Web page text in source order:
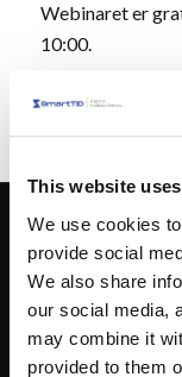
This website
We use cookies
provide social
We also share
our social media,
may combine it
provided to them
Webinaret er
10:00.
Kontakt
SmartTID ApS
+45 70 200 795